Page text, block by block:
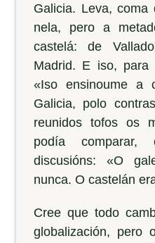
Galicia. Leva,
nela, pero a
castelá: de
Madrid. E iso,
«Iso ensinoume a
Galicia, polo
reunidos tofos os
podía comparar,
discusións: «O
nunca. O castelán
Cree que todo
globalización, pero